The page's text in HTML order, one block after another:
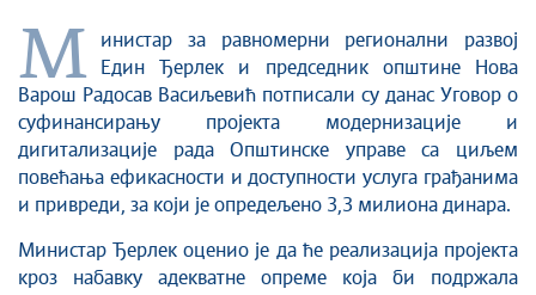
М
инистар за равномерни регионални развој
Един Ђерлек и председник општине
Нова
Варош Радосав Васиљевић потписали су данас Уговор о
суфинансирању пројекта модернизације и
дигитализације рада Општинске управе са циљем
повећања ефикасности и доступности услуга грађанима
и привреди, за који је опредељено 3,3 милиона динара.
Министар Ђерлек оценио је да ће реализација пројекта
кроз набавку адекватне опреме која би подржала